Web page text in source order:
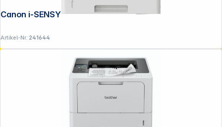
Canon i-SENSYS LBP 335 dw
Artikel-Nr.:241644